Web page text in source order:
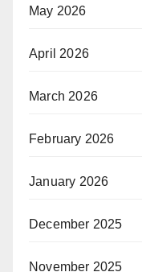
May 2026
April 2026
March 2026
February 2026
January 2026
December 2025
November 2025